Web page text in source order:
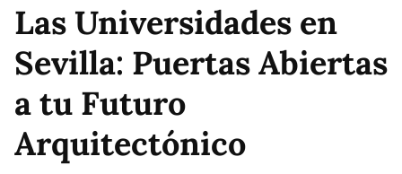
Las Universidades en
Sevilla: Puertas Abiertas
a tu Futuro
Arquitectónico